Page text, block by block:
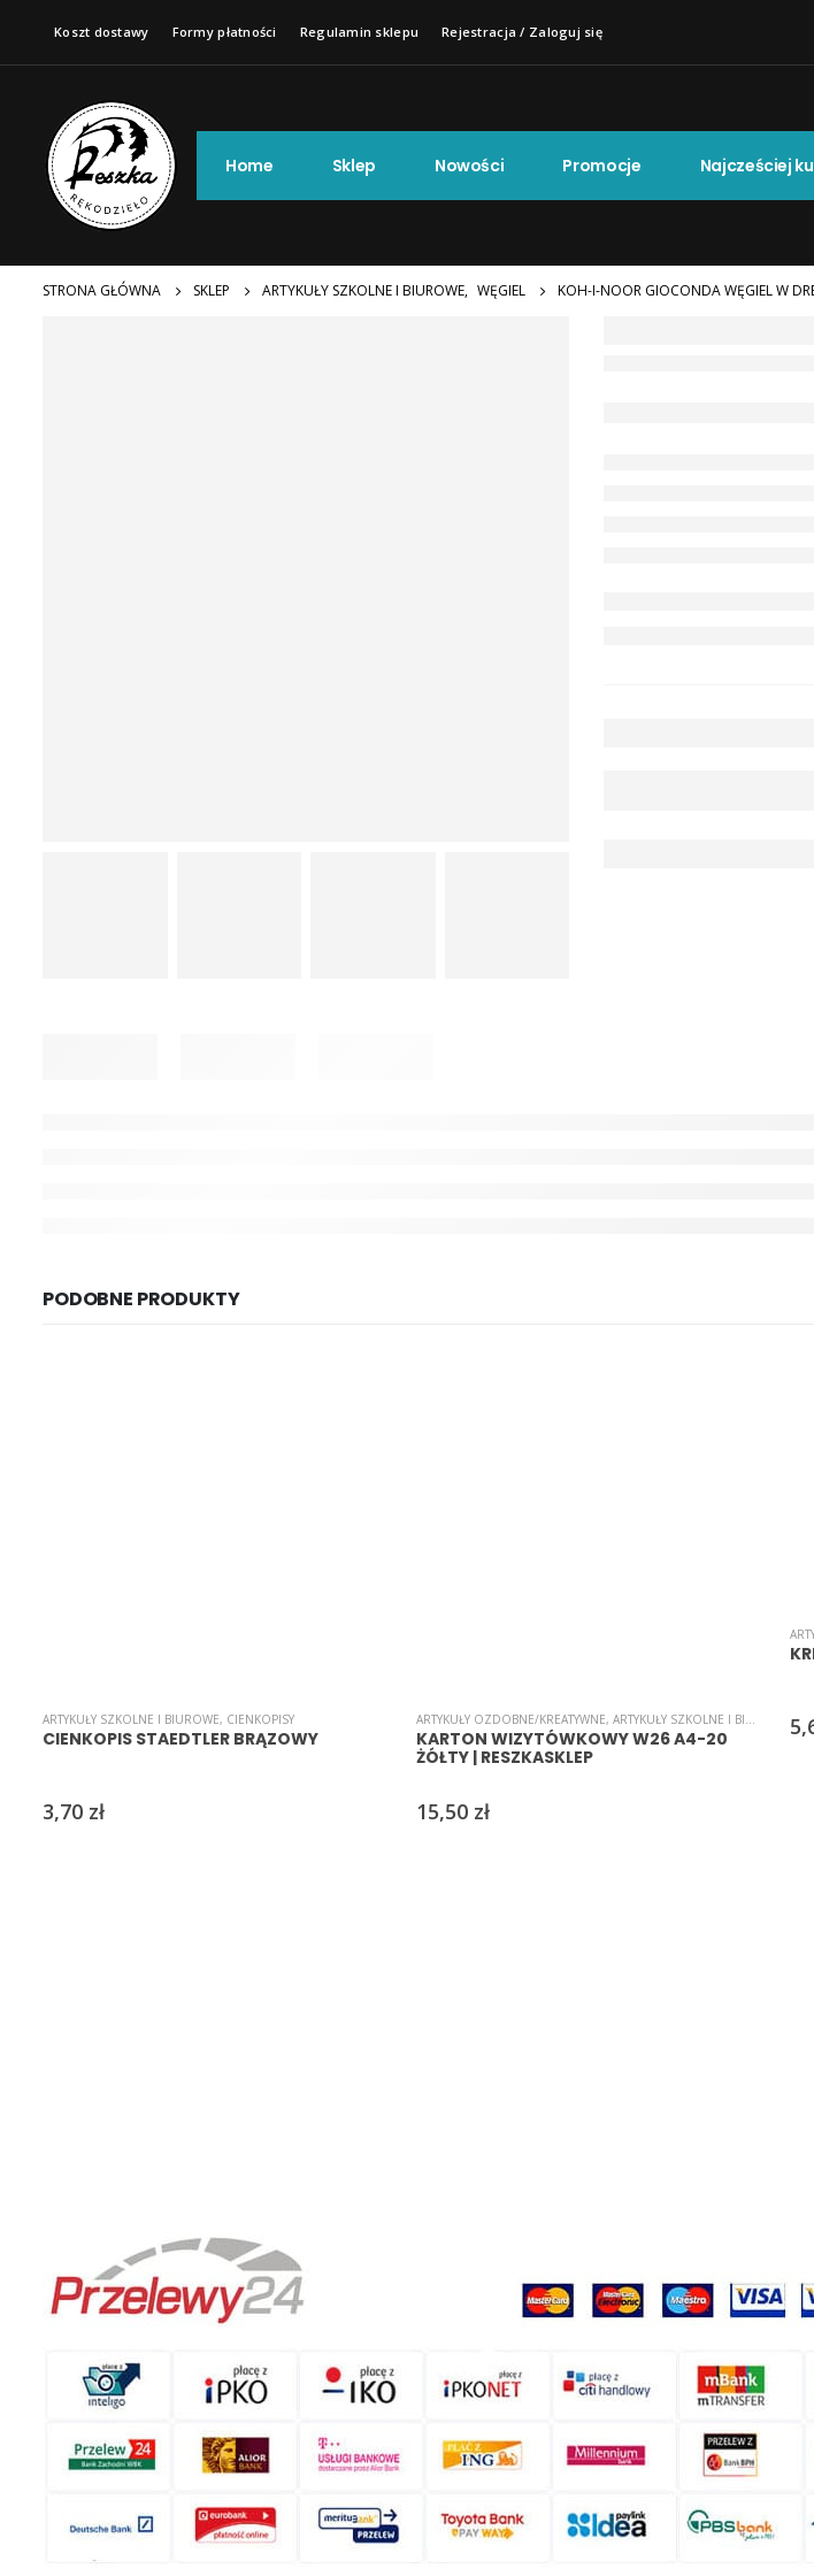
Koszt dostawy Formy płatności Regulamin sklepu Rejestracja / Zaloguj się
Home Sklep Nowości Promocje Najcześciej
STRONA GŁÓWNA SKLEP ARTYKUŁY SZKOLNE I BIUROWE, WĘGIEL KOH-I-NOOR GIOCONDA WĘGIEL W
PODOBNE PRODUKTY
ARTYKUŁY SZKOLNE I BIUROWE, CIENKOPISY
CIENKOPIS STAEDTLER BRĄZOWY
3,70 zł
ARTYKUŁY OZDOBNE/KREATYWNE, ARTYKUŁY SZKOLNE I BIUROWE ,
KARTON WIZYTÓWKOWY W26 A4-20
ŻÓŁTY | RESZKASKLEP
15,50 zł